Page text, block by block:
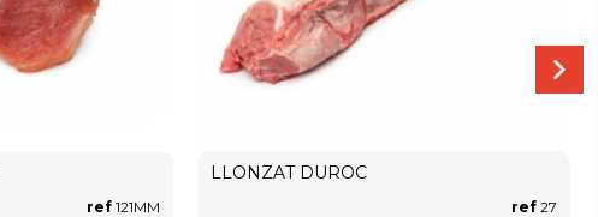
ref 121MM
LLONZAT DUROC
ref 27